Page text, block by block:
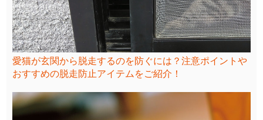
愛猫が玄関から脱走するのを防ぐには？注意ポイントや
おすすめの脱走防止アイテムをご紹介！